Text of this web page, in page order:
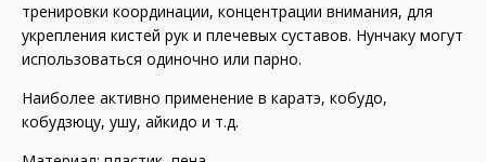
тренировки координации, концентрации внимания, для
укрепления кистей рук и плечевых суставов. Нунчаку могут
использоваться одиночно или парно.
Наиболее активно применение в каратэ, кобудо,
кобудзюцу, ушу, айкидо и т.д.